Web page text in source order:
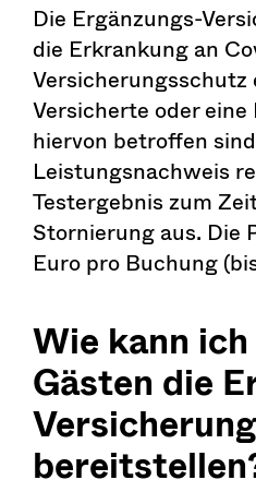
Die Ergänzungs-
die Erkrankung an
Versicherungsschutz
Versicherte oder eine
hiervon betroffen
Leistungsnachweis
Testergebnis zum
Stornierung aus. Die
Euro pro Buchung
Wie kann
Gästen die
Versicherung